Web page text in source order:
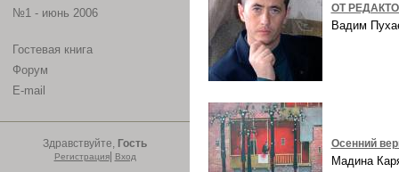
№1 - июнь 2006
Гостевая книга
Форум
E-mail
Здравствуйте, Гость
Регистрация| Вход
ОТ
Вадим
Осенний
Мадина